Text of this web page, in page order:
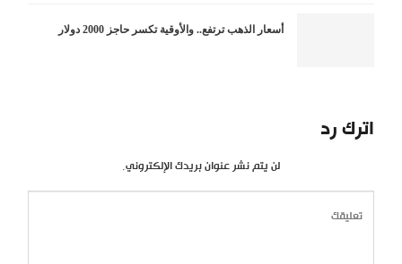
أسعار الذهب ترتفع.. والأوقية تكسر حاجز 2000 دولار
اترك رد
لن يتم نشر عنوان بريدك الإلكتروني.